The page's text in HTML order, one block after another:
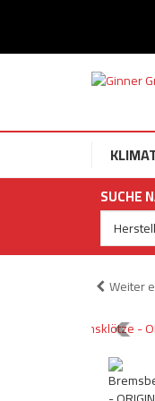
Ihr
SUCHE
Weiter